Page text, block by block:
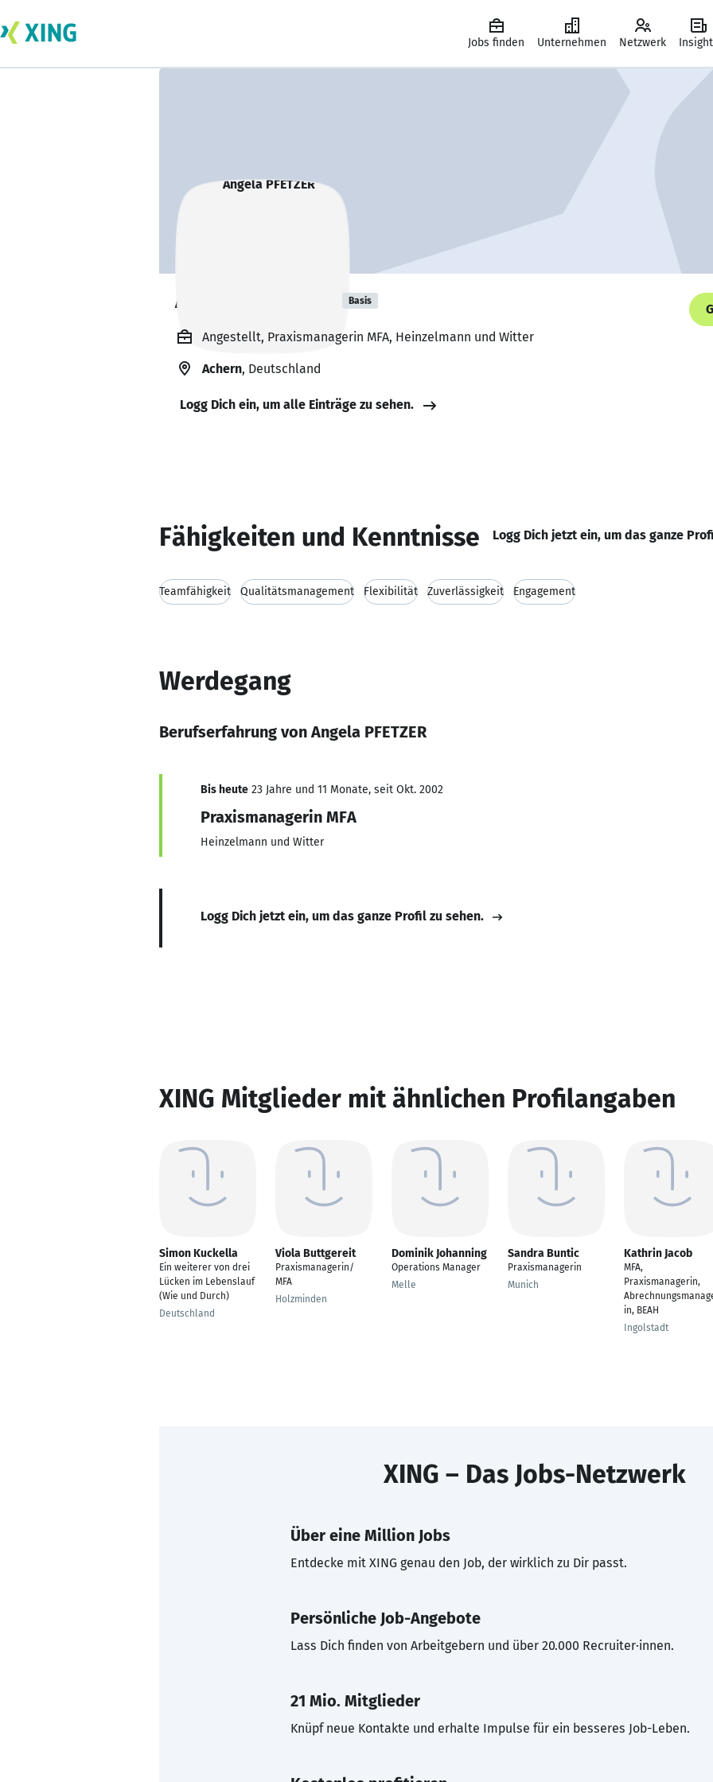
Jobs finden Unternehmen Netzwerk
Angela PFETZER Basis
Angestellt, Praxismanagerin MFA, Heinzelmann und Witter
Achern, Deutschland
Logg Dich ein, um alle Einträge zu sehen.
Fähigkeiten und Kenntnisse Logg Dich jetzt ein, um das ganze
Teamfähigkeit Qualitätsmanagement Flexibilität Zuverlässigkeit Engagement
Werdegang
Berufserfahrung von Angela PFETZER
Bis heute 23 Jahre und 11 Monate, seit Okt. 2002
Praxismanagerin MFA
Heinzelmann und Witter
Logg Dich jetzt ein, um das ganze Profil zu sehen.
XING Mitglieder mit ähnlichen Profilangaben
Simon Kuckella
Ein weiterer von drei
Lücken im Lebenslauf
(Wie und Durch)
Deutschland
Viola Buttgereit
Praxismanagerin/
MFA
Holzminden
Dominik Johanning
Operations Manager
Melle
Sandra Buntic
Praxismanagerin
Munich
Kathrin Jacob
MFA,
Praxismanagerin,
in, BEAH
Ingolstadt
XING – Das Jobs-Netzwerk
Über eine Million Jobs
Entdecke mit XING genau den Job, der wirklich zu Dir passt.
Persönliche Job-Angebote
Lass Dich finden von Arbeitgebern und über 20.000 Recruiter·innen.
21 Mio. Mitglieder
Knüpf neue Kontakte und erhalte Impulse für ein besseres Job-Leben.